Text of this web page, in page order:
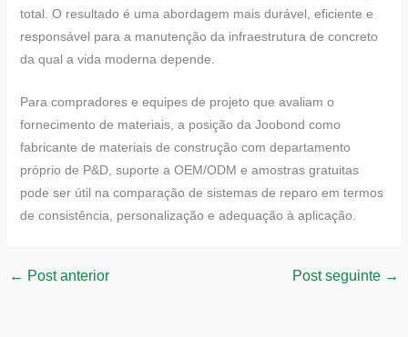
total. O resultado é uma abordagem mais durável, eficiente e
responsável para a manutenção da infraestrutura de concreto
da qual a vida moderna depende.
Para compradores e equipes de projeto que avaliam o
fornecimento de materiais, a posição da Joobond como
fabricante de materiais de construção com departamento
próprio de P&D, suporte a OEM/ODM e amostras gratuitas
pode ser útil na comparação de sistemas de reparo em termos
de consistência, personalização e adequação à aplicação.
← Post anterior Post seguinte →